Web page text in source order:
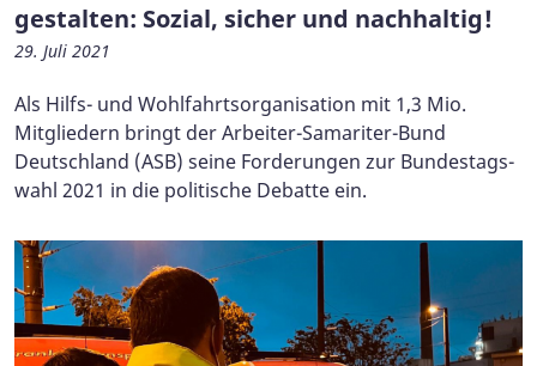
gestalten: Sozial, sicher und nachhaltig!
29. Juli 2021
Als Hilfs- und Wohlfahrtsorganisation mit 1,3 Mio.
Mitgliedern bringt der Arbeiter-Samariter-Bund
Deutschland (ASB) seine Forderungen zur Bundestags-
wahl 2021 in die politische Debatte ein.